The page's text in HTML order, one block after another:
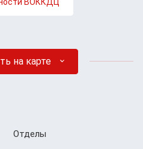
на карте
Отделы